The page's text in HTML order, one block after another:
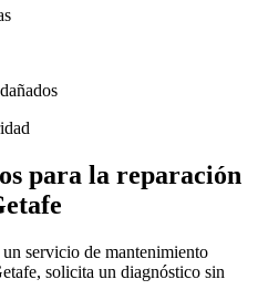
para la reparación
servicio de mantenimiento
solicita un diagnóstico sin